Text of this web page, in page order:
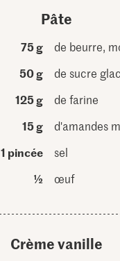
Pâte
75 g
de beurre,
50 g
de sucre
125 g
de farine
15 g
d'amandes
1 pincée
sel
½
œuf
Crème vanille